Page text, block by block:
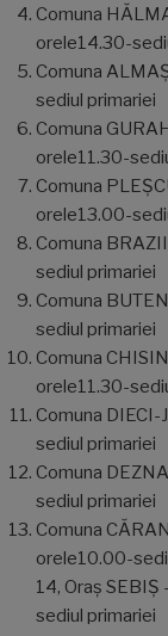
Comuna
orele14.30-
Comuna
sediul primariei
Comuna
orele11.30-
Comuna
orele13.00-
Comuna
sediul primariei
Comuna
sediul primariei
Comuna
orele11.30-
Comuna
sediul primariei
Comuna
sediul primariei
Comuna
orele10.00-
14, Oraș
sediul primariei